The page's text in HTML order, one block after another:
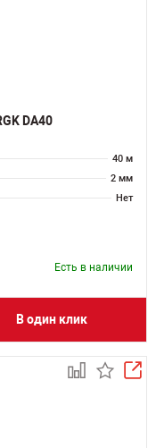
DA40
40 м
2 мм
Нет
Есть в наличии
В один клик